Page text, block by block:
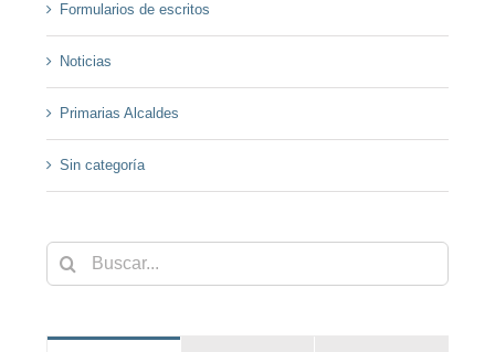
Formularios de escritos
Noticias
Primarias Alcaldes
Sin categoría
Buscar: